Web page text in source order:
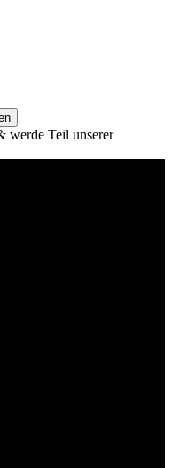
werde Teil unserer